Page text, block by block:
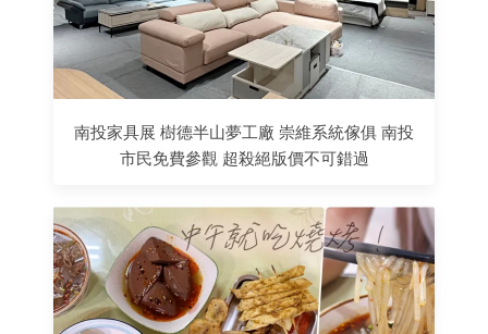
南投家具展 樹德半山夢工廠 崇維系統傢俱 南投
市民免費參觀 超殺絕版價不可錯過